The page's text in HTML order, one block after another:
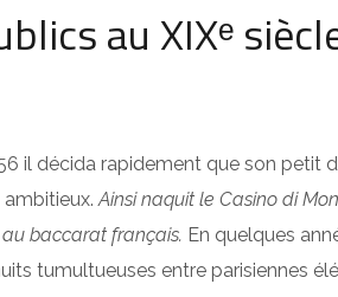
au XIXᵉ
il décida rapidement que son
Ainsi naquit le Casino di
baccarat français. En quelques
tumultueuses entre parisiennes